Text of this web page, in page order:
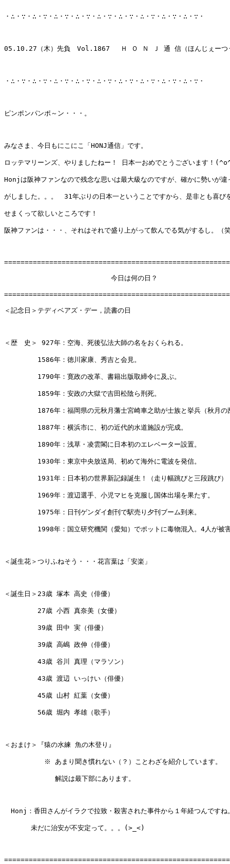
・∴・∵・∴・∵・∴・∵・∴・∵・∴・∵・∴・∵・∴・∵・∴・∵・∴・∵・
05.10.27（木）先負　Vol.1867 　Ｈ Ｏ Ｎ Ｊ 通 信（ほんじぇーつ
・∴・∵・∴・∵・∴・∵・∴・∵・∴・∵・∴・∵・∴・∵・∴・∵・∴・∵・
ピンポンパンポ～ン・・・。
みなさま、今日もにこにこ「HONJ通信」です。
ロッテマリーンズ、やりましたねー！ 日本一おめでとうございます！
Honjは阪神ファンなので残念な思いは最大級なのですが、確かに勢いが違
がしました。。。　31年ぶりの日本一ということですから、是非とも喜び
せまくって欲しいところです！
阪神ファンは・・・、それはそれで盛り上がって飲んでる気がするし。（
今日は何の日？
＜記念日＞テディベアズ・デー，読書の日
＜歴　史＞ 927年：空海、死後弘法大師の名をおくられる。
1586年：徳川家康、秀吉と会見。
1790年：寛政の改革、書籍出版取締令に及ぶ。
1859年：安政の大獄で吉田松陰ら刑死。
1876年：福岡県の元秋月藩士宮崎車之助が士族と挙兵（秋月の
1887年：横浜市に、初の近代的水道施設が完成。
1890年：浅草・凌雲閣に日本初のエレベーター設置。
1930年：東京中央放送局、初めて海外に電波を発信。
1931年：日本初の世界新記録誕生！（走り幅跳びと三段跳び）
1969年：渡辺選手、小児マヒを克服し国体出場を果たす。
1975年：日刊ゲンダイ創刊で駅売り夕刊ブーム到来。
1998年：国立研究機関（愛知）でポットに毒物混入。4人が被
＜誕生花＞つりふねそう・・・花言葉は「安楽」
＜誕生日＞23歳 塚本 高史（俳優）
27歳 小西 真奈美（女優）
39歳 田中 実（俳優）
39歳 高嶋 政伸（俳優）
43歳 谷川 真理（マラソン）
43歳 渡辺 いっけい（俳優）
45歳 山村 紅葉（女優）
56歳 堀内 孝雄（歌手）
＜おまけ＞『猿の水練 魚の木登り』
※ あまり聞き慣れない（？）ことわざを紹介しています。
解説は最下部にあります。
Honj：香田さんがイラクで拉致・殺害された事件から１年経つんですね
未だに治安が不安定って。。。(>_<)